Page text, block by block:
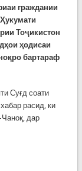
граждании
Тоҷикистон
ҳодисаи
бартараф
Суғд соати
расид, ки
дар
Душанбе-Хуҷанд.